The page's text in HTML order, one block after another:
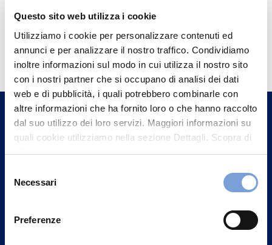
Questo sito web utilizza i cookie
Utilizziamo i cookie per personalizzare contenuti ed
annunci e per analizzare il nostro traffico. Condividiamo
inoltre informazioni sul modo in cui utilizza il nostro sito
con i nostri partner che si occupano di analisi dei dati
web e di pubblicità, i quali potrebbero combinarle con
altre informazioni che ha fornito loro o che hanno raccolto
dal suo utilizzo dei loro servizi. Maggiori informazioni su
quali cookie utilizziamo nella sezione Dettagli. Scopra di
più su chi siamo, come può contattarci e come trattiamo i
può trovare nel footer del sito nella sezione "Informativa
delNecessari
Preferenze
Hai bisogno di
informazioni?
Trova l'Agenzia più vicina a te e parla con
un nostro Agente.
Contattaci